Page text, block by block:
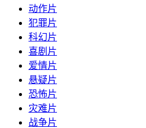
动作片
犯罪片
科幻片
喜剧片
爱情片
悬疑片
恐怖片
灾难片
战争片